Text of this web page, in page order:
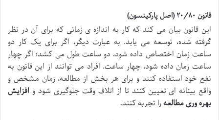
قانون ۲۰/۸۰ (اصل پارکینسون)
این قانون بیان می کند که کار به اندازه ی زمانی که برای آن در نظر
گرفته شده، توسعه می یابد. به عبارت دیگر، اگر برای یک کار دو
ساعت زمان اختصاص داده شود، دو ساعت طول می کشد؛ اگر چهار
ساعت زمان داده شود، چهار ساعت. افراد می توانند از این قانون به
نفع خود استفاده کنند و برای هر بخش از مطالعه، زمان مشخص و
واقع بینانه ای تعیین کنند تا از اتلاف وقت جلوگیری شود و افزایش
بهره وری مطالعهرا تجربه کنند.